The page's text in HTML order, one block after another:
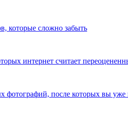
которые сложно забыть
интернет считает
фотографий, после которых вы уже